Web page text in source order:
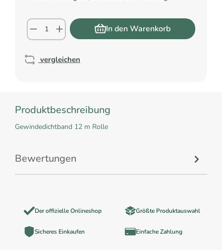
In den Warenkorb
vergleichen
Produktbeschreibung
Gewindedichtband 12 m Rolle
Bewertungen
Der offizielle Onlineshop Größte Produktauswahl
Sicheres Einkaufen Einfache Zahlung